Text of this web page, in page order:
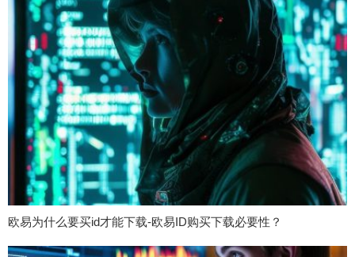
欧易为什么要买id才能下载-欧易ID购买下载必要性？